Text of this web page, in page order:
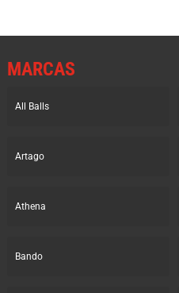
MARCAS
All Balls
Artago
Athena
Bando